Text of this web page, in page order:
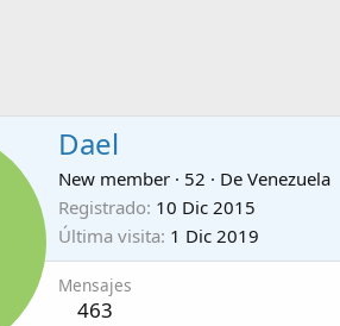
Dael
New member · 52 · De Venezuela
Registrado 10 Dic 2015
Última visita 1 Dic 2019
Mensajes
463